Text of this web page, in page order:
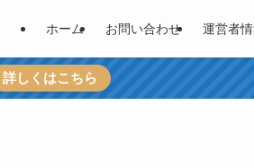
ホーム お問い合わせ 運営者
詳しくはこちら